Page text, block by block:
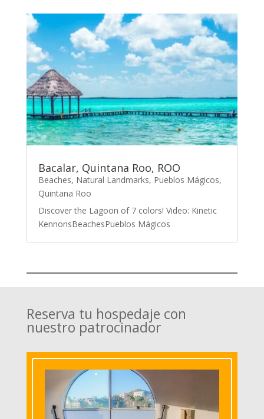
Bacalar, Quintana Roo, ROO
Beaches, Natural Landmarks, Pueblos Mágicos,
Quintana Roo
Discover the Lagoon of 7 colors! Video: Kinetic
KennonsBeachesPueblos Mágicos
Reserva tu hospedaje con
nuestro patrocinador